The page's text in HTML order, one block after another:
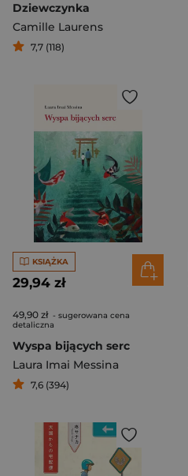
Dziewczynka
Camille Laurens
7,7 (118)
KSIĄŻKA
29,94 zł
49,90 zł - sugerowana cena
detaliczna
Wyspa bijących serc
Laura Imai Messina
7,6 (394)